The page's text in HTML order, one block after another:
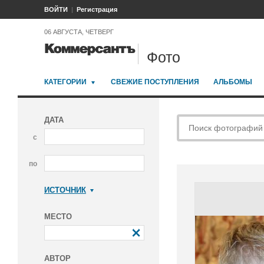
ВОЙТИ Регистрация
06 АВГУСТА, ЧЕТВЕРГ
Фото
КАТЕГОРИИ СВЕЖИЕ ПОСТУПЛЕНИЯ АЛЬБОМЫ
ДАТА
с
по
ИСТОЧНИК
МЕСТО
АВТОР